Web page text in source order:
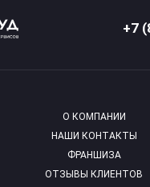
+7
О КОМПАНИИ
НАШИ КОНТАКТЫ
ФРАНШИЗА
ОТЗЫВЫ КЛИЕНТОВ